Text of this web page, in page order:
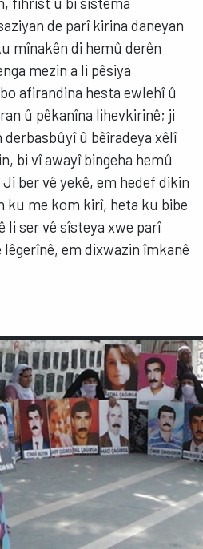
de parî kirina daneyan
mînakên di hemû derên
mezin a li pêsiya
afirandina hesta ewlehî û
û pêkanîna lihevkirinê; ji
û bêîradeya xêlî
bi vî awayî bingeha hemû
ber vê yekê, em hedef dikin
ku me kom kirî, heta ku bibe
li ser vê sîsteya xwe parî
em dixwazin îmkanê